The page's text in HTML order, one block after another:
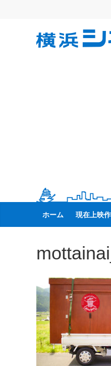
横
リ
ン
た
画
は
こ
の
街
で
ホーム 現在上映